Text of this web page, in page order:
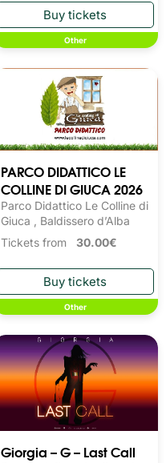
Other
PARCO DIDATTICO LE
COLLINE DI GIUCA 2026
Parco Didattico Le Colline di
Giuca , Baldissero d’Alba
Tickets from 30.00€
Other
Giorgia – G – Last Call